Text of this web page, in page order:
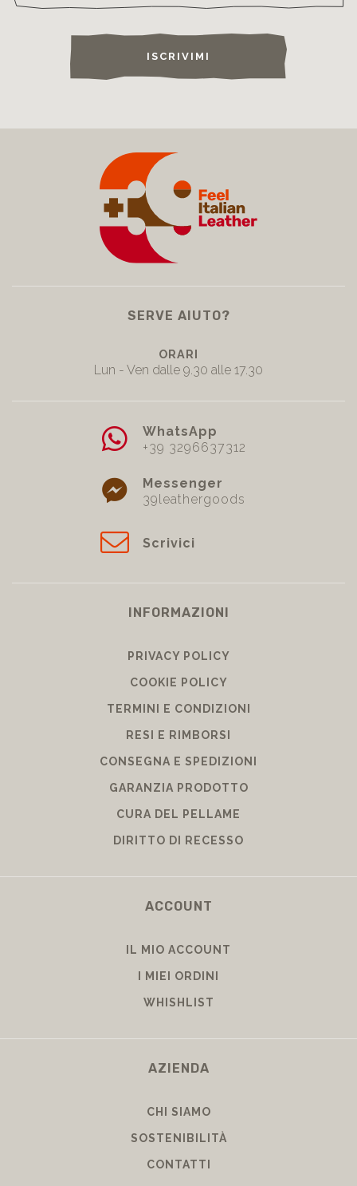
ISCRIVIMI
SERVE AIUTO?
ORARI
Lun - Ven dalle 9.30 alle 17.30
WhatsApp
+39 3296637312
Messenger
39leathergoods
Scrivici
INFORMAZIONI
PRIVACY POLICY
COOKIE POLICY
TERMINI E CONDIZIONI
RESI E RIMBORSI
CONSEGNA E SPEDIZIONI
GARANZIA PRODOTTO
CURA DEL PELLAME
DIRITTO DI RECESSO
ACCOUNT
IL MIO ACCOUNT
I MIEI ORDINI
WHISHLIST
AZIENDA
CHI SIAMO
SOSTENIBILITÀ
CONTATTI